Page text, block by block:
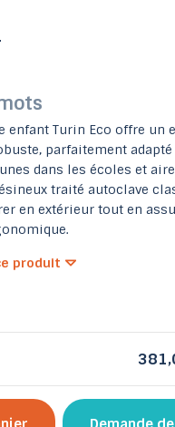
enfant Turin Eco offre un
parfaitement adapté
dans les écoles et
traité autoclave
en extérieur tout en
produit